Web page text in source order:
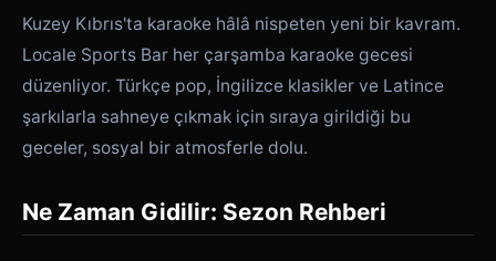
Kuzey Kıbrıs'ta karaoke hâlâ nispeten yeni bir kavram.
Locale Sports Bar her çarşamba karaoke gecesi
düzenliyor. Türkçe pop, İngilizce klasikler ve Latince
şarkılarla sahneye çıkmak için sıraya girildiği bu
geceler, sosyal bir atmosferle dolu.
Ne Zaman Gidilir: Sezon Rehberi